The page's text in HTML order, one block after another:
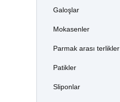
Galoşlar
Mokasenler
Parmak arası terlikler
Patikler
Sliponlar